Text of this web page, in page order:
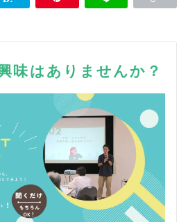
味はありませんか？